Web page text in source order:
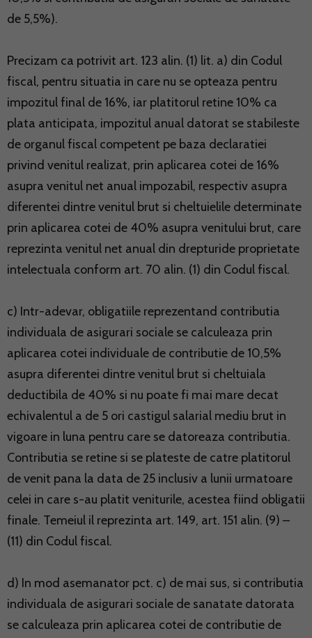
de 5,5%).
Precizam ca potrivit art. 123 alin. (1) lit. a) din Codul
fiscal, pentru situatia in care nu se opteaza pentru
impozitul final de 16%, iar platitorul retine 10% ca
plata anticipata, impozitul anual datorat se stabileste
de organul fiscal competent pe baza declaratiei
privind venitul realizat, prin aplicarea cotei de 16%
asupra venitul net anual impozabil, respectiv asupra
diferentei dintre venitul brut si cheltuielile determinate
prin aplicarea cotei de 40% asupra venitului brut, care
reprezinta venitul net anual din drepturide proprietate
intelectuala conform art. 70 alin. (1) din Codul fiscal.
c) Intr-adevar, obligatiile reprezentand contributia
individuala de asigurari sociale se calculeaza prin
aplicarea cotei individuale de contributie de 10,5%
asupra diferentei dintre venitul brut si cheltuiala
deductibila de 40% si nu poate fi mai mare decat
echivalentul a de 5 ori castigul salarial mediu brut in
vigoare in luna pentru care se datoreaza contributia.
Contributia se retine si se plateste de catre platitorul
de venit pana la data de 25 inclusiv a lunii urmatoare
celei in care s-au platit veniturile, acestea fiind obligatii
finale. Temeiul il reprezinta art. 149, art. 151 alin. (9) –
(11) din Codul fiscal.
d) In mod asemanator pct. c) de mai sus, si contributia
individuala de asigurari sociale de sanatate datorata
se calculeaza prin aplicarea cotei de contributie de